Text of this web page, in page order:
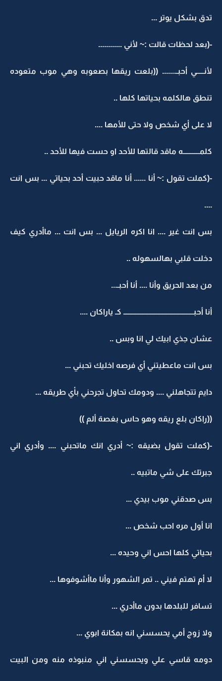
تدق بشكل يوتر ...
-(بعد لحظات قالت :~ لأني ............
لأنـــــي أحبـ....... ((بلعت ريقها بصعوبه وهي موب متعوده
تنطق هالكلمه بحياتها كلها ..
لا على أي شخص ولا حتى للأمها ....
كلمـــــــــــه ماقد قالتها للأحد او حست فيها للأحد ..
-(كملت تقول :~ أنا ...... أنا ماقد حبيت أحد بحياتي ... بس انت
....
بس انت غير .... انا اكره الريايل ... بس انت ... ماأدري كيف
دخلت قلبي بهالسهوله ..
من بعد الحريق وأنا .... أنا أحبـ...
أنا أحبـــــــــــــــــــــــــــــــــــــــــــــــ كـ ياراكان ....
عشان جذي ابيك لي انا وبس ..
بس انت ماعطيتني أي فرصه اخليك تحبني ...
دايم تتجاهلني .... ودومك تحاول تجرحني بأي طريقه ...
((راكان بلع ريقه وهو حاس بغصة ألم ))
-(كملت تقول بضيقه :~ أدري انك ماتحبني .... وأدري اني
جبرتك على شي ماتبيه ..
بس صدقني موب بيدي ...
انا أول مره احب شخص ...
بحياتي كلها احس اني وحيده ...
لا أم تهتم فيني .. تمر الشهور وأنا ماأشوفوها ...
تسافر للبلدها بدون ماأدري ...
ولا زوج أمي يحسسني انه بمكانة ابوي ...
دومه قاسي علي ويحسسني اني منبوذه منه ومن البيت